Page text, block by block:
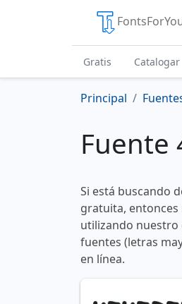
Gratis Catalogar
Principal
Fuente
Si está buscando
gratuita, entonces
utilizando nuestro
fuentes (letras
en línea.